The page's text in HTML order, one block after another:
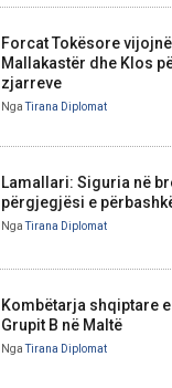
Forcat Tokësore
Mallakastër dhe Klos
zjarreve
Nga Tirana Diplomat
Lamallari: Siguria në
përgjegjësi e
Nga Tirana Diplomat
Kombëtarja shqiptare
Grupit B në Maltë
Nga Tirana Diplomat